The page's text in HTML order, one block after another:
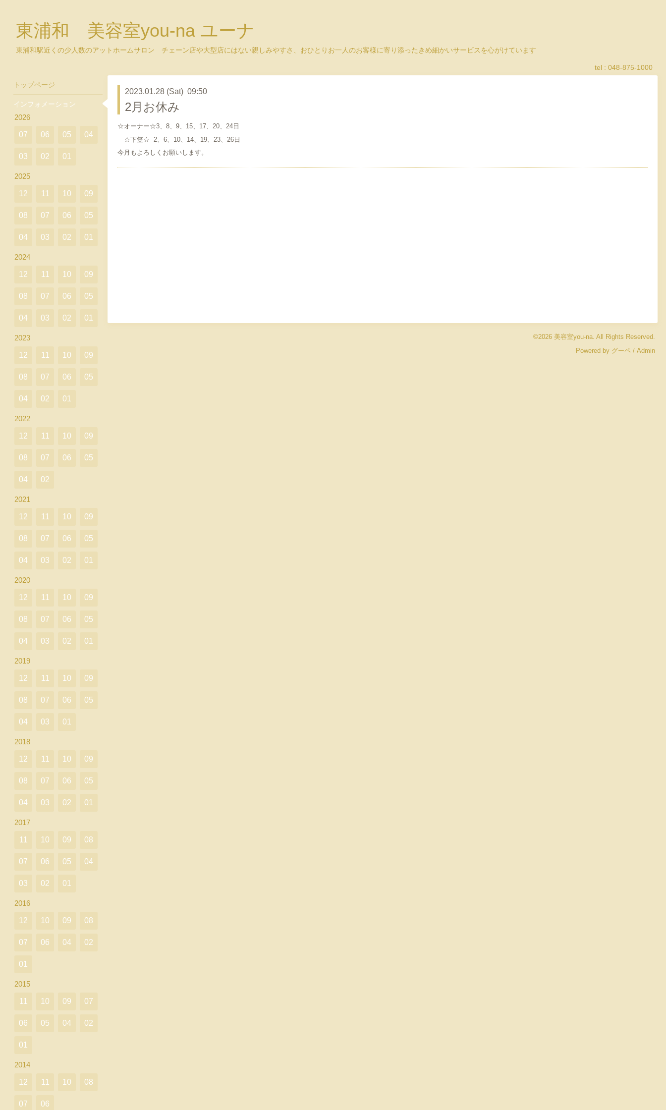
東浦和 美容室you-na ユーナ
東浦和駅近くの少人数のアットホームサロン チェーン店や大型店にはない親しみやすさ、おひとりお一人のお客様に寄り添ったきめ細かいサービスを心がけています
tel : 048-875-1000
2023.01.28 (Sat) 09:50
2月お休み
☆オーナー☆3、8、9、15、17、20、24日
☆下笠☆ 2、6、10、14、19、23、26日
今月もよろしくお願いします。
©2026 美容室you-na. All Rights Reserved.
Powered by グーペ / Admin
トップページ
インフォメーション
2026
07 06 05 04
03 02 01
2025
12 11 10 09
08 07 06 05
04 03 02 01
2024
12 11 10 09
08 07 06 05
04 03 02 01
2023
12 11 10 09
08 07 06 05
04 02 01
2022
12 11 10 09
08 07 06 05
04 02
2021
12 11 10 09
08 07 06 05
04 03 02 01
2020
12 11 10 09
08 07 06 05
04 03 02 01
2019
12 11 10 09
08 07 06 05
04 03 01
2018
12 11 10 09
08 07 06 05
04 03 02 01
2017
11 10 09 08
07 06 05 04
03 02 01
2016
12 10 09 08
07 06 04 02
01
2015
11 10 09 07
06 05 04 02
01
2014
12 11 10 08
07 06